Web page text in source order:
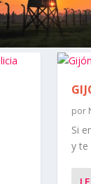
por
Si
y te